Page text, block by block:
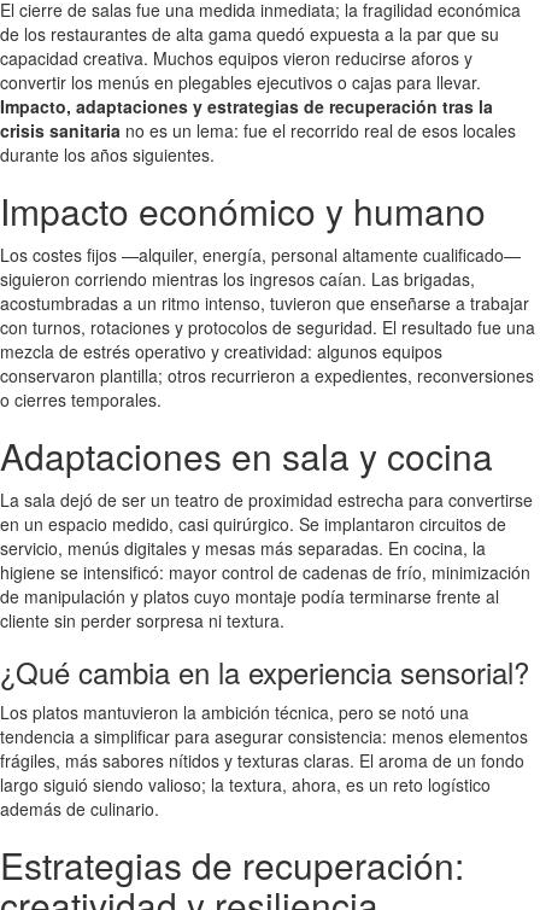
El cierre de salas fue una medida inmediata; la fragilidad económica
de los restaurantes de alta gama quedó expuesta a la par que su
capacidad creativa. Muchos equipos vieron reducirse aforos y
convertir los menús en plegables ejecutivos o cajas para llevar.
Impacto, adaptaciones y estrategias de recuperación tras la
crisis sanitaria no es un lema: fue el recorrido real de esos locales
durante los años siguientes.
Impacto económico y humano
Los costes fijos —alquiler, energía, personal altamente cualificado—
siguieron corriendo mientras los ingresos caían. Las brigadas,
acostumbradas a un ritmo intenso, tuvieron que enseñarse a trabajar
con turnos, rotaciones y protocolos de seguridad. El resultado fue una
mezcla de estrés operativo y creatividad: algunos equipos
conservaron plantilla; otros recurrieron a expedientes, reconversiones
o cierres temporales.
Adaptaciones en sala y cocina
La sala dejó de ser un teatro de proximidad estrecha para convertirse
en un espacio medido, casi quirúrgico. Se implantaron circuitos de
servicio, menús digitales y mesas más separadas. En cocina, la
higiene se intensificó: mayor control de cadenas de frío, minimización
de manipulación y platos cuyo montaje podía terminarse frente al
cliente sin perder sorpresa ni textura.
¿Qué cambia en la experiencia sensorial?
Los platos mantuvieron la ambición técnica, pero se notó una
tendencia a simplificar para asegurar consistencia: menos elementos
frágiles, más sabores nítidos y texturas claras. El aroma de un fondo
largo siguió siendo valioso; la textura, ahora, es un reto logístico
además de culinario.
Estrategias de recuperación: